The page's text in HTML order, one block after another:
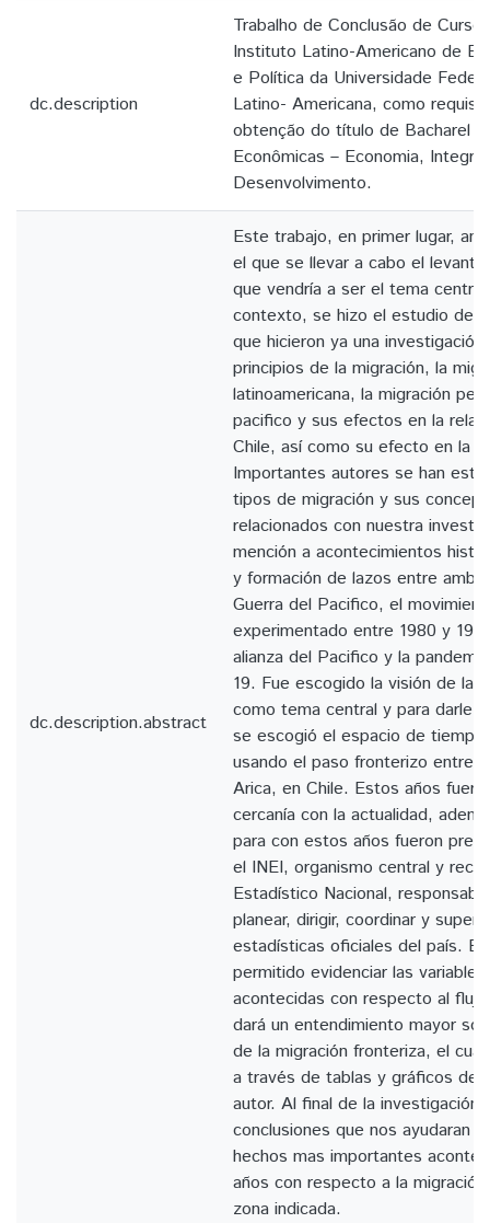
dc.description
Trabalho de Conclusão de
Instituto Latino-Americano de
e Política da Universidade
Latino- Americana, como
obtenção do título de Bacharel
Econômicas – Economia,
Desenvolvimento.
dc.description.abstract
Este trabajo, en primer lugar,
el que se llevar a cabo el
que vendría a ser el tema
contexto, se hizo el estudio de
que hicieron ya una
principios de la migración, la
latinoamericana, la migración
pacifico y sus efectos en la
Chile, así como su efecto en la
Importantes autores se han
tipos de migración y sus
relacionados con nuestra
mención a acontecimientos
y formación de lazos entre
Guerra del Pacifico, el
experimentado entre 1980 y
alianza del Pacifico y la
19. Fue escogido la visión de la
como tema central y para darle
se escogió el espacio de
usando el paso fronterizo entre
Arica, en Chile. Estos años
cercanía con la actualidad,
para con estos años fueron
el INEI, organismo central y
Estadístico Nacional,
planear, dirigir, coordinar y
estadísticas oficiales del país.
permitido evidenciar las
acontecidas con respecto al
dará un entendimiento mayor
de la migración fronteriza, el
a través de tablas y gráficos
autor. Al final de la investigación
conclusiones que nos ayudaran
hechos mas importantes
años con respecto a la
zona indicada.